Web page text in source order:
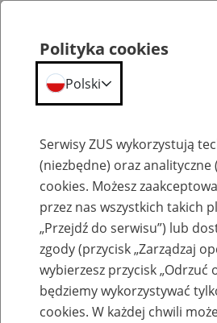
Szkolenia
Zaproś ZUS do siebie -
Polityka cookies
Polski
Serwisy ZUS wykorzystują
(niezbędne) oraz
cookies. Możesz
przez nas wszystkich takich
„Przejdź do serwisu”) lub
zgody (przycisk „Zarządzaj
wybierzesz przycisk „Odrzuć
będziemy wykorzystywać
cookies. W każdej chwili